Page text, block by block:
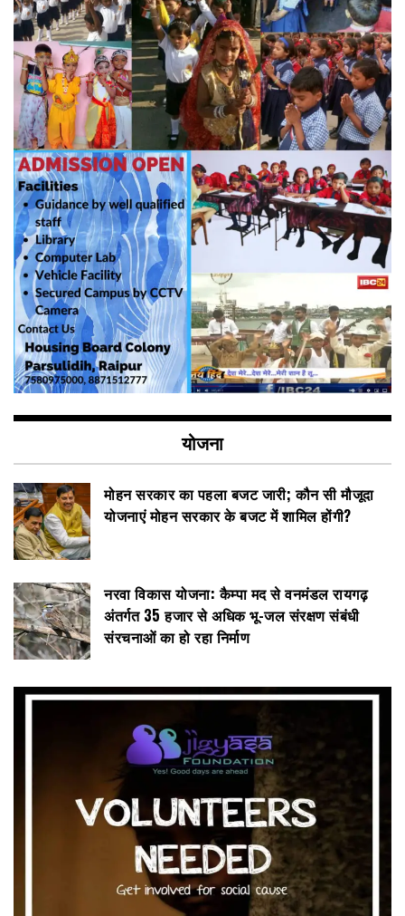
योजना
मोहन सरकार का पहला बजट जारी; कौन सी मौजूदा
योजनाएं मोहन सरकार के बजट में शामिल होंगी?
नरवा विकास योजना: कैम्पा मद से वनमंडल रायगढ़
अंतर्गत 35 हजार से अधिक भू-जल संरक्षण संबंधी
संरचनाओं का हो रहा निर्माण